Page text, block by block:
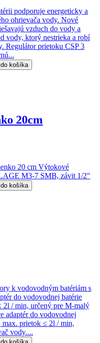
podporuje energeticky a
ohrievača vody. Nové
vzduch do vody a
vody, ktorý nestrieka a robí
Regulátor prietoku CSP 3
košíka
20cm
20 cm Výtokové
M3-7 SMB, závit 1/2"
košíka
k vodovodným batériám s
do vodovodnej batérie
2l / min, určený pre M-malý
adaptér do vodovodnej
max. prietok ≤ 2l / min,
vody....